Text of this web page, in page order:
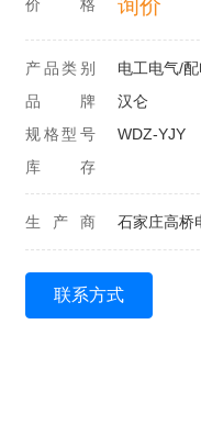
价格 询价
产品类别
电工电气/
品牌
汉仑
规格型号
WDZ-YJY
库存
生产商 石家庄高桥
联系方式